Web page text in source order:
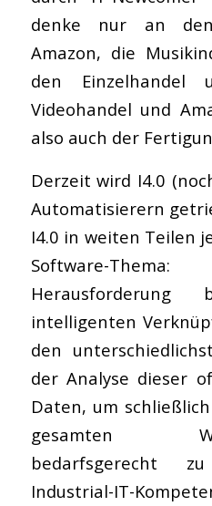
denke nur an
Amazon, die
den Einzelhandel
Videohandel und
also auch der
Derzeit wird I4.0
Automatisierern
I4.0 in weiten Teilen
Software-
intelligenten
den
der Analyse dieser
Daten, um
gesamten
bedarfsgerecht
Industrial-IT-